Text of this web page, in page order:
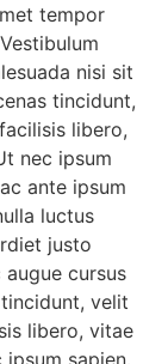
tempor
nisi sit
tincidunt,
libero,
nec ipsum
ante ipsum
luctus
justo
cursus
velit
libero, vitae
sapien.